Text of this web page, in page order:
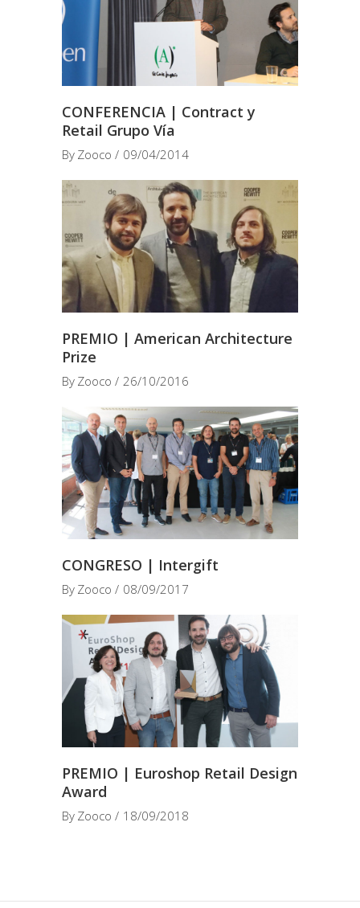
CONFERENCIA | Contract y
Retail Grupo Vía
By Zooco 09/04/2014
PREMIO | American Architecture
Prize
By Zooco 26/10/2016
CONGRESO | Intergift
By Zooco 08/09/2017
PREMIO | Euroshop Retail Design
Award
By Zooco 18/09/2018